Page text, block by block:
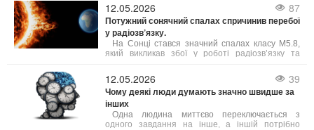
12.05.2026 87
Потужний сонячний спалах спричинив перебої
у радіозв’язку.
На Сонці стався значний спалах класу М5.8,
який викликав збої у роботі радіозв’язку та
прогнозами вчених, хмара намагніченої плазми
досягне Землі вже у ніч на вівторок, що може
спричинити появу полярного сяйва.
12.05.2026 39
Чому деякі люди думають значно швидше за
інших
Одна людина миттєво переключається з
одного завдання на інше, а іншій потрібно